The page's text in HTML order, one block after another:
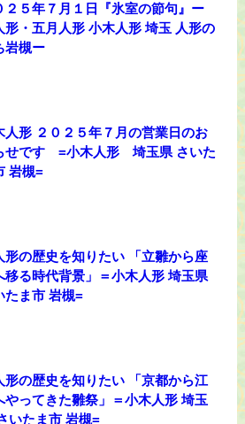
２５年７月１日『氷室の節句』ー
形・五月人形 小木人形 埼玉 人形の
岩槻ー
人形 ２０２５年７月の営業日のお
せです =小木人形 埼玉県 さいた
岩槻=
形の歴史を知りたい 「立雛から座
移る時代背景」＝小木人形 埼玉県
さいたま市 岩槻=
形の歴史を知りたい 「京都から江
やってきた雛祭」＝小木人形 埼玉
県 さいたま市 岩槻=